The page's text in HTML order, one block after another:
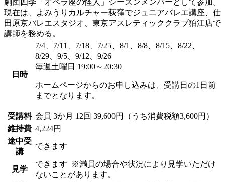
劇団四季「オペラ座の怪人」シーズンメンバーとして参加。
現在は、よみうりカルチャー荻窪でジュニアバレエ講座、仕
田原京バレエスタジオ、東京アスレティッククラブ狛江店で
講師を務める。
日時
7/4、7/11、7/18、7/25、8/1、8/8、8/15、8/22、
8/29、9/5、9/12、9/26
毎週土曜日 19:00～20:30
ホームページからのお申し込みは、受講日の1日前
までとなります。
受講料 会員 3か月 12回 39,600円（うち消費税額3,600円）
維持費 4,224円
途中受
講
できます
見学
できます
※満員の場合や状況により見学いただけ
ないことがあります。